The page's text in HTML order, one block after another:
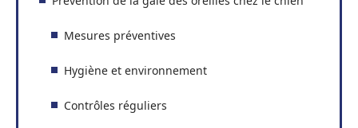
Mesures préventives
Hygiène et environnement
Contrôles réguliers